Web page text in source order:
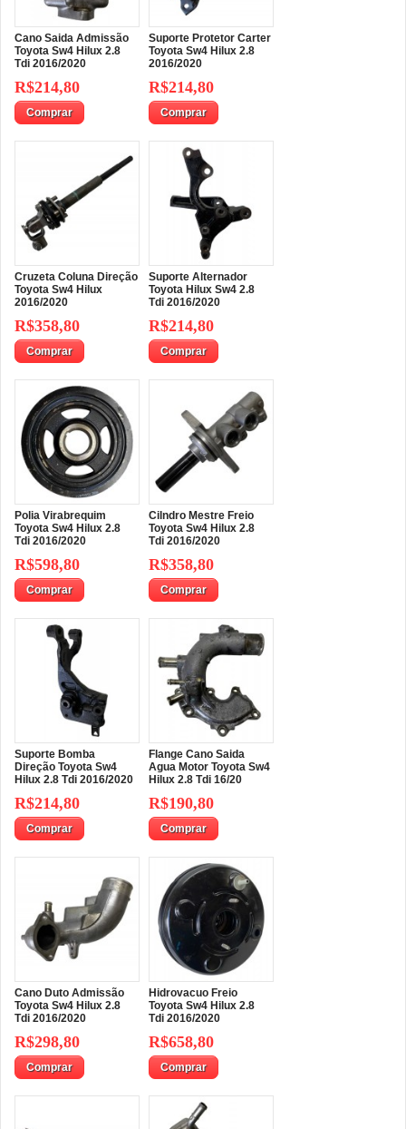
Cano Saida Admissão
Toyota Sw4 Hilux 2.8
Tdi 2016/2020
R$214,80
Comprar
Suporte Protetor Carter
Toyota Sw4 Hilux 2.8
2016/2020
R$214,80
Comprar
Cruzeta Coluna Direção
Toyota Sw4 Hilux
2016/2020
R$358,80
Comprar
Suporte Alternador
Toyota Hilux Sw4 2.8
Tdi 2016/2020
R$214,80
Comprar
Polia Virabrequim
Toyota Sw4 Hilux 2.8
Tdi 2016/2020
R$598,80
Comprar
Cilndro Mestre Freio
Toyota Sw4 Hilux 2.8
Tdi 2016/2020
R$358,80
Comprar
Suporte Bomba
Direção Toyota Sw4
Hilux 2.8 Tdi 2016/2020
R$214,80
Comprar
Flange Cano Saida
Agua Motor Toyota Sw4
Hilux 2.8 Tdi 16/20
R$190,80
Comprar
Cano Duto Admissão
Toyota Sw4 Hilux 2.8
Tdi 2016/2020
R$298,80
Comprar
Hidrovacuo Freio
Toyota Sw4 Hilux 2.8
Tdi 2016/2020
R$658,80
Comprar